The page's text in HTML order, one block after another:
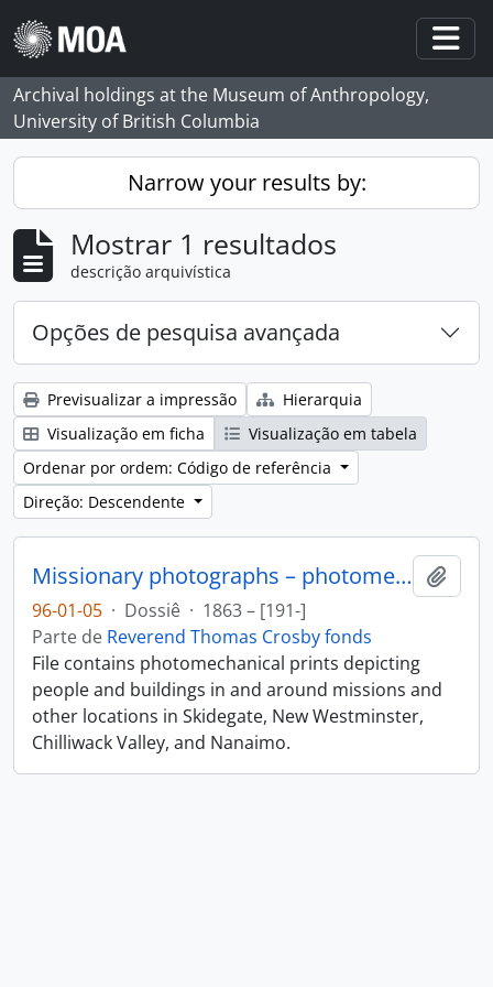
Skip to main content
Archival holdings at the Museum of Anthropology,
University of British Columbia
Narrow your results by:
Mostrar 1 resultados
descrição arquivística
Opções de pesquisa avançada
Previsualizar a impressão
Hierarquia
Visualização em ficha
Visualização em tabela
Ordenar por ordem: Código de referência
Direção: Descendente
Missionary photographs – photomechanical
96-01-05 · Dossiê · 1863 – [191-]
Parte de Reverend Thomas Crosby fonds
File contains photomechanical prints depicting
people and buildings in and around missions and
other locations in Skidegate, New Westminster,
Chilliwack Valley, and Nanaimo.